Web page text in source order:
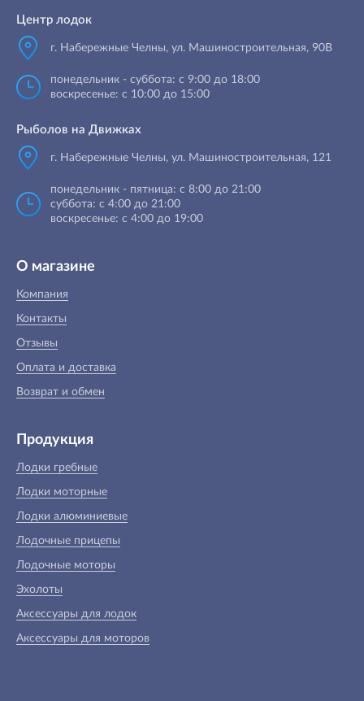
Центр лодок
г. Набережные Челны, ул. Машиностроительная, 90B
понедельник - суббота: с 9:00 до 18:00
воскресенье: с 10:00 до 15:00
Рыболов на Движках
г. Набережные Челны, ул. Машиностроительная, 121
понедельник - пятница: с 8:00 до 21:00
суббота: с 4:00 до 21:00
воскресенье: с 4:00 до 19:00
О магазине
Компания
Контакты
Отзывы
Оплата и доставка
Возврат и обмен
Продукция
Лодки гребные
Лодки моторные
Лодки алюминиевые
Лодочные прицепы
Лодочные моторы
Эхолоты
Аксессуары для лодок
Аксессуары для моторов